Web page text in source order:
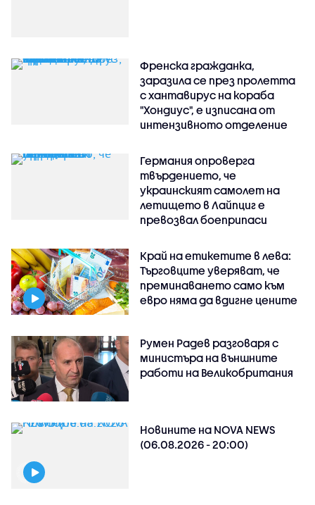
Френска гражданка,
заразила се през пролетта
с хантавирус на кораба
"Хондиус", е изписана от
интензивното отделение
Германия опроверга
твърдението, че
украинският самолет на
летището в Лайпциг е
превозвал боеприпаси
Край на етикетите в лева:
Търговците уверяват, че
преминаването само към
евро няма да вдигне цените
Румен Радев разговаря с
министъра на външните
работи на Великобритания
Новините на NOVA NEWS
(06.08.2026 - 20:00)